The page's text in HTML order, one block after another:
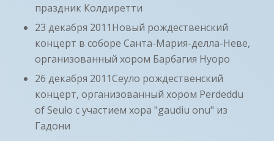
праздник Колдиретти
23 декабря 2011Новый рождественский
концерт в соборе Санта-Мария-делла-Неве,
организованный хором Барбагия Нуоро
26 декабря 2011Сеуло рождественский
концерт, организованный хором Perdeddu
of Seulo с участием хора "gaudiu onu" из
Гадони